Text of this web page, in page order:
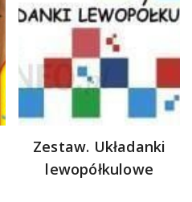
Zestaw. Układanki
lewopółkulowe